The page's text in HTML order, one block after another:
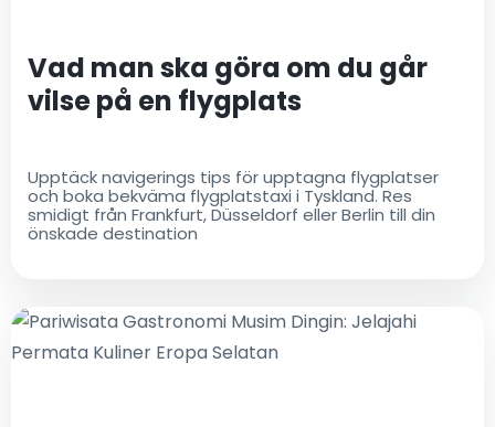
Vad man ska göra om du går
vilse på en flygplats
Upptäck navigerings tips för upptagna flygplatser
och boka bekväma flygplatstaxi i Tyskland. Res
smidigt från Frankfurt, Düsseldorf eller Berlin till din
önskade destination